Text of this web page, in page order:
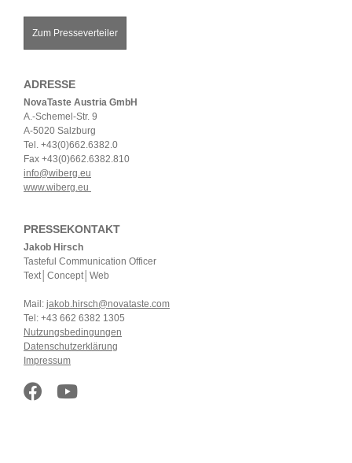
Zum Presseverteiler
ADRESSE
NovaTaste Austria GmbH
A.-Schemel-Str. 9
A-5020 Salzburg
Tel. +43(0)662.6382.0
Fax +43(0)662.6382.810
info@wiberg.eu
www.wiberg.eu
PRESSEKONTAKT
Jakob Hirsch
Tasteful Communication Officer
Text│Concept│Web
Mail: jakob.hirsch@novataste.com
Tel: +43 662 6382 1305
Nutzungsbedingungen
Datenschutzerklärung
Impressum